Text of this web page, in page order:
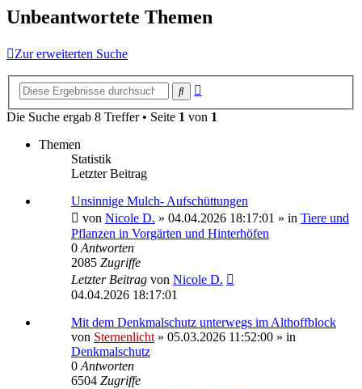
Unbeantwortete Themen
Zur erweiterten Suche
Suche
Die Suche ergab 8 Treffer • Seite 1 von 1
Themen
Statistik
Letzter Beitrag
Unsinnige Mulch- Aufschüttungen
von Nicole D. » 04.04.2026 18:17:01 » in Tiere und
Pflanzen in Vorgärten und Hinterhöfen
0 Antworten
2085 Zugriffe
Letzter Beitrag von Nicole D.
04.04.2026 18:17:01
Mit dem Denkmalschutz unterwegs im Althoffblock
von Sternenlicht » 05.03.2026 11:52:00 » in
Denkmalschutz
0 Antworten
6504 Zugriffe